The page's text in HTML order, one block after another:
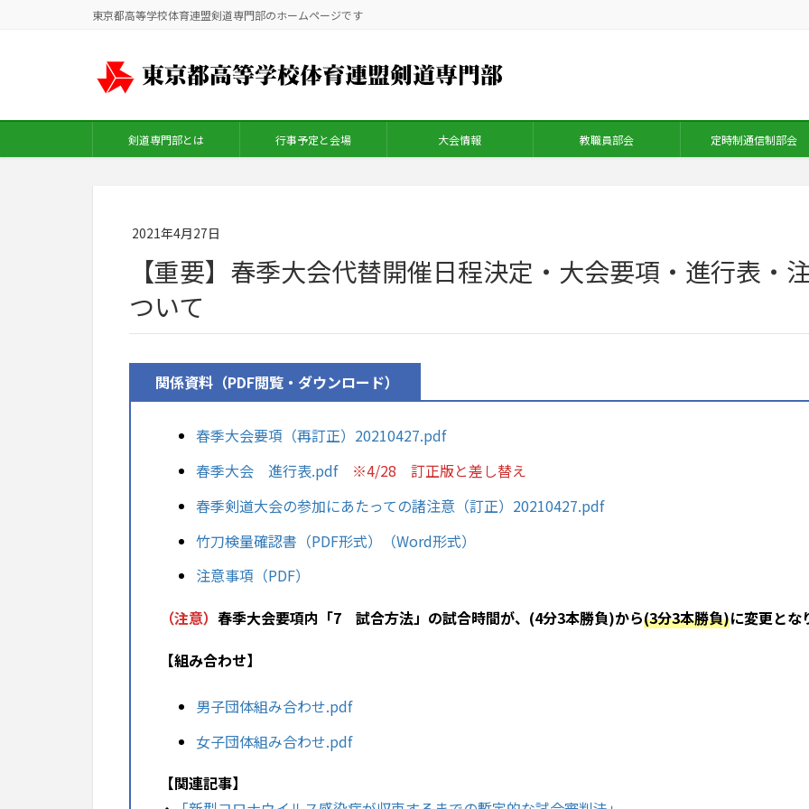
東京都高等学校体育連盟剣道専門部のホームページです
剣道専門部とは 行事予定と会場 大会情報 教職員部会 定時制通信制部会
2021年4月27日
【重要】春季大会代替開催日程決定・大会要項・進行表・
ついて
関係資料（PDF閲覧・ダウンロード）
春季大会要項（再訂正）20210427.pdf
春季大会 進行表.pdf
※4/28 訂正版と差し替え
春季剣道大会の参加にあたっての諸注意（訂正）20210427.pdf
竹刀検量確認書（PDF形式）
（Word形式）
注意事項（PDF）
（注意） 春季大会要項内「7 試合方法」の試合時間が、(4分3本勝負)から(3分3本勝負)に変更とな
【組み合わせ】
男子団体組み合わせ.pdf
女子団体組み合わせ.pdf
【関連記事】